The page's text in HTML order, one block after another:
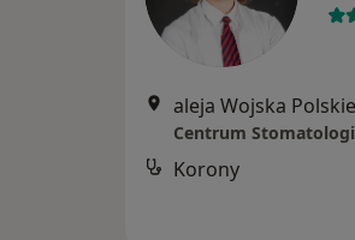
aleja Wojska
Centrum
Korony